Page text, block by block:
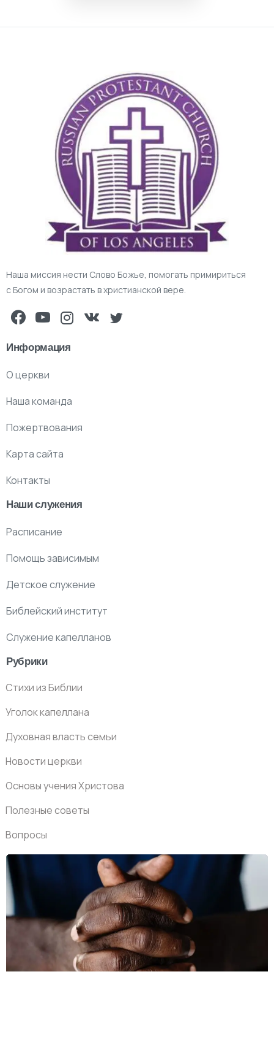
Наша миссия нести Слово Божье, помогать примириться
с Богом и возрастать в христианской вере.
Информация
О церкви
Наша команда
Пожертвования
Карта сайта
Контакты
Наши служения
Расписание
Помощь зависимым
Детское служение
Библейский институт
Служение капелланов
Рубрики
Стихи из Библии
Уголок капеллана
Духовная власть семьи
Новости церкви
Основы учения Христова
Полезные советы
Вопросы